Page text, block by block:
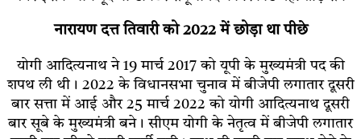
नारायण दत्त तिवारी को 2022 में छोड़ा था पीछे
योगी आदित्यनाथ ने 19 मार्च 2017 को यूपी के मुख्यमंत्री पद की
शपथ ली थी। 2022 के विधानसभा चुनाव में बीजेपी लगातार दूसरी
बार सत्ता में आई और 25 मार्च 2022 को योगी आदित्यनाथ दूसरी
बार सूबे के मुख्यमंत्री बने। सीएम योगी के नेतृत्व में बीजेपी लगातार